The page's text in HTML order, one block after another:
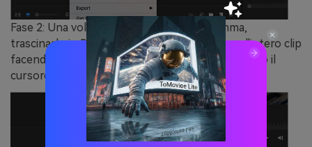
Fase 2: Una volta aggiunto il file al programma,
trascinarlo in Project Time. Quindi evidenziare l'intero clip
facendo clic su di esso nella timeline e trascinando il
cursore sui file.